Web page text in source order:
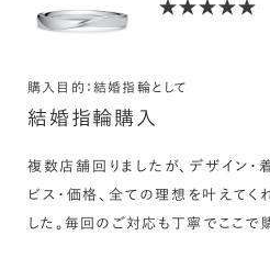
購入目的：結婚指輪として
結婚指輪購入
複数店舗回りましたが、デザイン・
ビス・価格、全ての理想を叶えてく
した。毎回のご対応も丁寧でここで